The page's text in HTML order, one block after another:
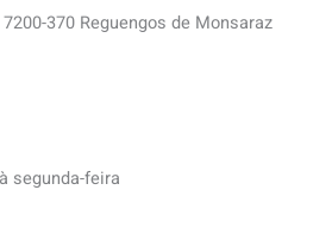
370 Reguengos de Monsaraz
segunda-feira